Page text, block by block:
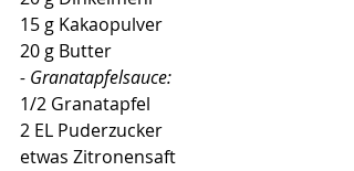
15 g Kakaopulver
20 g Butter
- Granatapfelsauce:
1/2 Granatapfel
2 EL Puderzucker
etwas Zitronensaft